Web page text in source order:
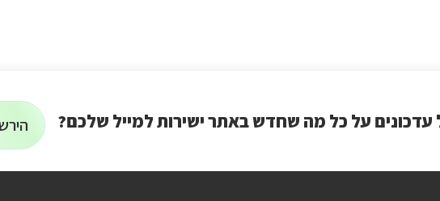
הרשמה
עדכונים על כל מה שחדש באתר ישירות למייל שלכם? על